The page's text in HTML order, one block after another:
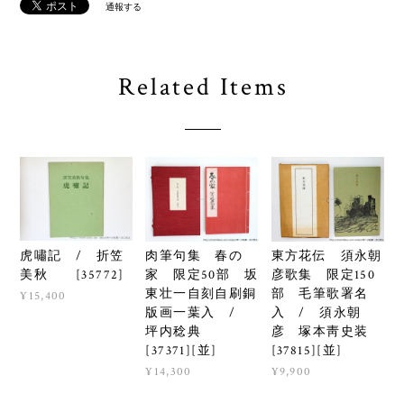
通報する
Related Items
虎嘯記 / 折笠
美秋 [35772]
¥15,400
肉筆句集 春の
家 限定50部 坂
東壮一自刻自刷銅
版画一葉入 /
坪内稔典
[37371][並]
¥14,300
東方花伝 須永朝
彦歌集 限定150
部 毛筆歌署名
入 / 須永朝
彦 塚本靑史装
[37815][並]
¥9,900